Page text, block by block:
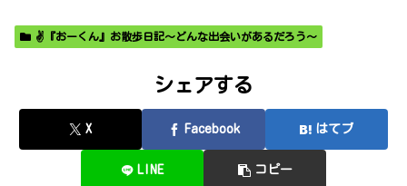
✌️『おーくん』お散歩日記〜どんな出会いがあるだろう〜
シェアする
X Facebook はてブ
LINE コピー